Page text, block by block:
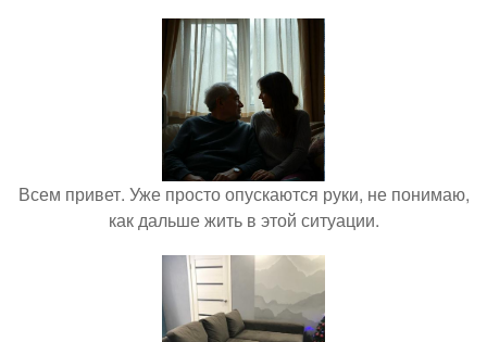
Всем привет. Уже просто опускаются руки, не понимаю,
как дальше жить в этой ситуации.